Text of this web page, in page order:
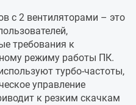
с 2 вентиляторами – это
требования к
режиму работы ПК.
турбо-частоты,
управление
к резким скачкам